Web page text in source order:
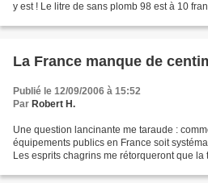
y est ! Le litre de sans plomb 98 est à 10
La France manque de
Publié le 12/09/2006 à 15:52
Par Robert H.
Une question lancinante me taraude :
équipements publics en France soit
Les esprits chagrins me rétorqueront que